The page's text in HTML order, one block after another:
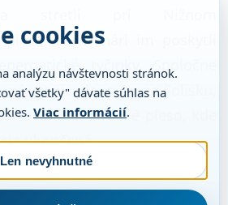
plese. Záchranári im poskytli
tyčinky. Spoločne
stanicu lanovky na Solisku,
na Štrbské pleso, kde
ukončená.
cookies
analýzu návštevnosti stránok.
všetky" dávate súhlas na
Viac informácií.
Len nevyhnutné